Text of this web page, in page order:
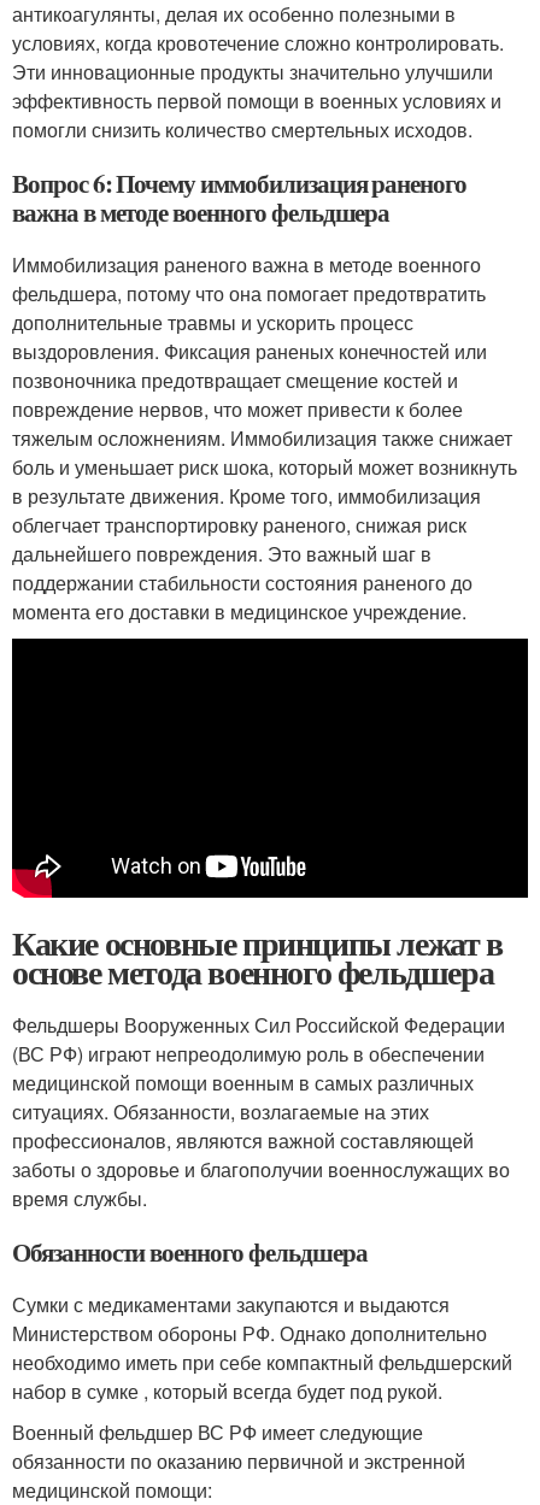
антикоагулянты, делая их особенно полезными в
условиях, когда кровотечение сложно контролировать.
Эти инновационные продукты значительно улучшили
эффективность первой помощи в военных условиях и
помогли снизить количество смертельных исходов.
Вопрос 6: Почему иммобилизация раненого
важна в методе военного фельдшера
Иммобилизация раненого важна в методе военного
фельдшера, потому что она помогает предотвратить
дополнительные травмы и ускорить процесс
выздоровления. Фиксация раненых конечностей или
позвоночника предотвращает смещение костей и
повреждение нервов, что может привести к более
тяжелым осложнениям. Иммобилизация также снижает
боль и уменьшает риск шока, который может возникнуть
в результате движения. Кроме того, иммобилизация
облегчает транспортировку раненого, снижая риск
дальнейшего повреждения. Это важный шаг в
поддержании стабильности состояния раненого до
момента его доставки в медицинское учреждение.
Какие основные принципы лежат в
основе метода военного фельдшера
Фельдшеры Вооруженных Сил Российской Федерации
(ВС РФ) играют непреодолимую роль в обеспечении
медицинской помощи военным в самых различных
ситуациях. Обязанности, возлагаемые на этих
профессионалов, являются важной составляющей
заботы о здоровье и благополучии военнослужащих во
время службы.
Обязанности военного фельдшера
Сумки с медикаментами закупаются и выдаются
Министерством обороны РФ. Однако дополнительно
необходимо иметь при себе компактный фельдшерский
набор в сумке , который всегда будет под рукой.
Военный фельдшер ВС РФ имеет следующие
обязанности по оказанию первичной и экстренной
медицинской помощи: